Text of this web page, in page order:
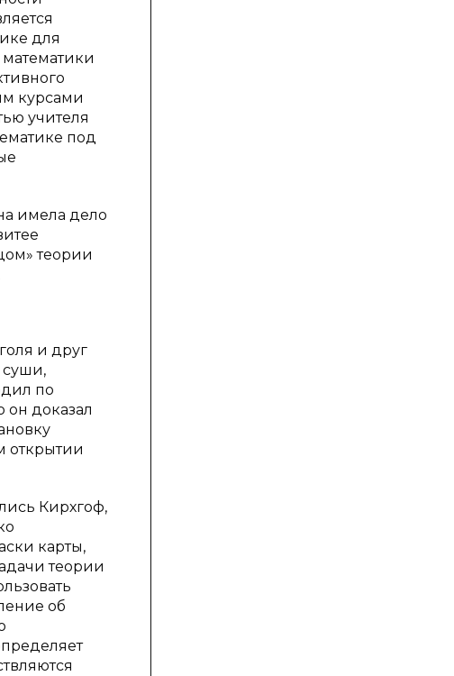
для
курсами
учителя
под
имела дело
теории
и друг
суши,
по
он доказал
открытии
Кирхгоф,
карты,
теории
об